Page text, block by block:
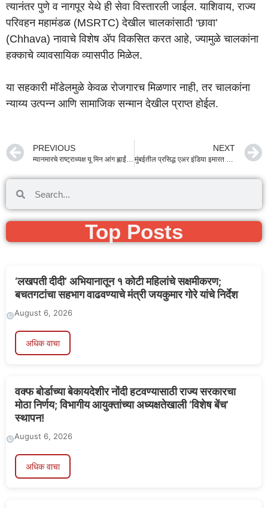
त्यानंतर पुणे व नागपूर येथे ही सेवा विस्तारली जाईल. याशिवाय, राज्य
परिवहन महामंडळ (MSRTC) देखील चालकांसाठी ‘छावा’
(Chhava) नावाचे विशेष ॲप विकसित करत आहे, ज्यामुळे चालकांना
हक्काचे व्यावसायिक व्यासपीठ मिळेल.
या सहकारी मॉडेलमुळे केवळ रोजगारच मिळणार नाही, तर चालकांना
न्याय्य उत्पन्न आणि सामाजिक सन्मान देखील प्राप्त होईल.
PREVIOUS
म्यानमारचे राष्ट्राध्यक्ष यू मिन आंग ह्लाईंग यांचे मुंबईतील लोकभवन येथे शाही स्वागत; अनेक दिग्गज नेत्यांची उपस्थिती
NEXT
मुंबईतील प्रसिद्ध एअर इंडिया इमारत आता राज्य शासनाच्या ताब्यात! करारनाम्याचे यशस्वी हस्तांतरण
Top Posts
‘लखपती दीदी’ अभियानातून १ कोटी महिलांचे सक्षमीकरण;
बचतगटांचा सहभाग वाढवण्याचे मंत्री जयकुमार गोरे यांचे निर्देश
August 6, 2026
अधिक वाचा
वक्फ बोर्डाच्या बेकायदेशीर नोंदी हटवण्यासाठी राज्य सरकारचा
मोठा निर्णय; विभागीय आयुक्तांच्या अध्यक्षतेखाली ‘विशेष बेंच’
स्थापन!
August 6, 2026
अधिक वाचा